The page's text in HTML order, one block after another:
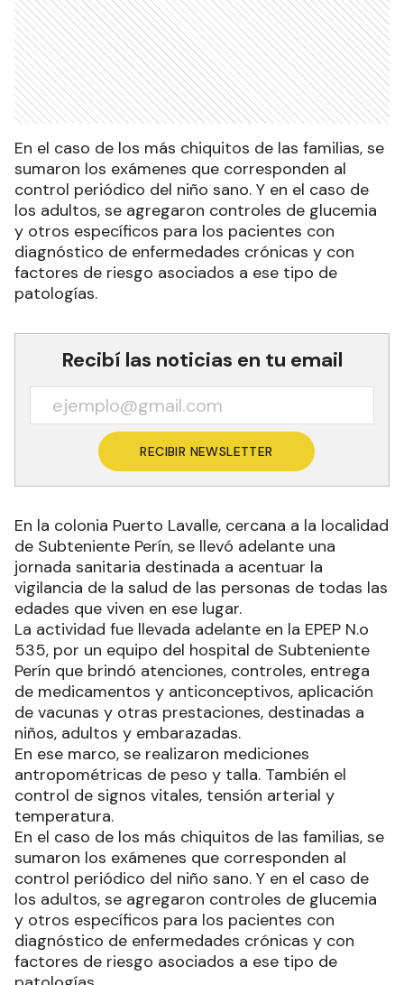
En el caso de los más chiquitos de las familias, se
sumaron los exámenes que corresponden al
control periódico del niño sano. Y en el caso de
los adultos, se agregaron controles de glucemia
y otros específicos para los pacientes con
diagnóstico de enfermedades crónicas y con
factores de riesgo asociados a ese tipo de
patologías.
Recibí las noticias en tu email
RECIBIR NEWSLETTER
En la colonia Puerto Lavalle, cercana a la localidad
de Subteniente Perín, se llevó adelante una
jornada sanitaria destinada a acentuar la
vigilancia de la salud de las personas de todas las
edades que viven en ese lugar.
La actividad fue llevada adelante en la EPEP N.o
535, por un equipo del hospital de Subteniente
Perín que brindó atenciones, controles, entrega
de medicamentos y anticonceptivos, aplicación
de vacunas y otras prestaciones, destinadas a
niños, adultos y embarazadas.
En ese marco, se realizaron mediciones
antropométricas de peso y talla. También el
control de signos vitales, tensión arterial y
temperatura.
En el caso de los más chiquitos de las familias, se
sumaron los exámenes que corresponden al
control periódico del niño sano. Y en el caso de
los adultos, se agregaron controles de glucemia
y otros específicos para los pacientes con
diagnóstico de enfermedades crónicas y con
factores de riesgo asociados a ese tipo de